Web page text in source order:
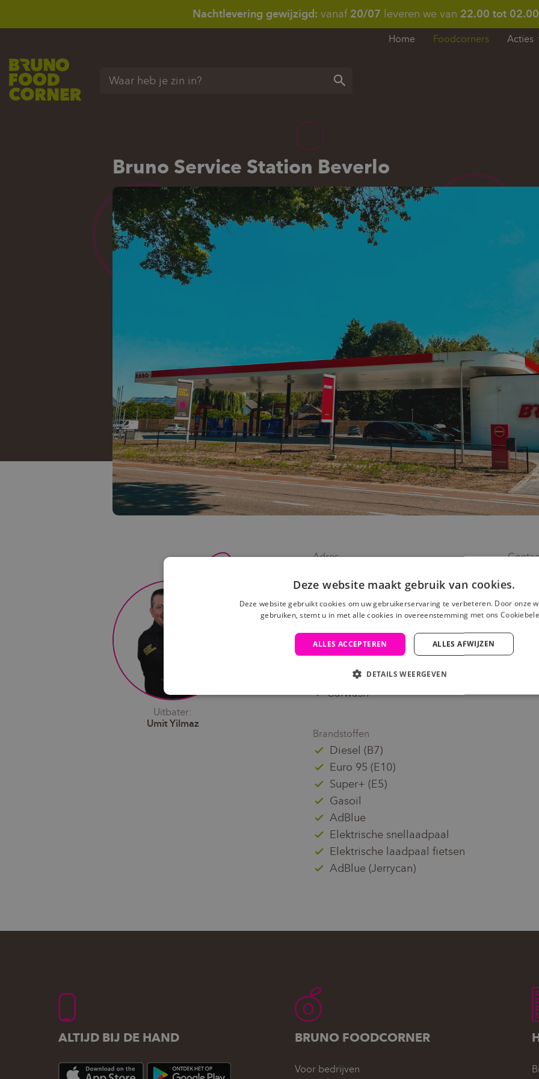
Nachtlevering gewijzigd: vanaf 20/07 leveren we van 22.00 tot
Home Foodcorners Acties
Waar heb je zin in?
Bruno Service Station Beverlo
Uitbater:
Umit Yilmaz
Adres
3581 Beverlo
België
Diensten
Service Station
Foodcorner
Carwash
Zon-
Brandstoffen
Diesel (B7)
Euro 95 (E10)
Super+ (E5)
Gasoil
AdBlue
Elektrische snellaadpaal
Elektrische laadpaal fietsen
AdBlue (Jerrycan)
ALTIJD BIJ DE HAND BRUNO FOODCORNER
Voor bedrijven
Deze website maakt gebruik van cookies.
Deze website gebruikt cookies om uw gebruikerservaring te verbeteren. Door onze
gebruiken, stemt u in met alle cookies in overeenstemming met ons
ALLES ACCEPTEREN ALLES AFWIJZEN
DETAILS WEERGEVEN